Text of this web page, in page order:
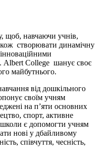
щоб, навчаючи учнів,
створювати динамічну
Albert College шанує своє
майбутнього.
від дошкільного
своїм учням
на п’яти основних
спорт, активне
є допомогти учням
нові у дбайливому
співчуття, чесність,